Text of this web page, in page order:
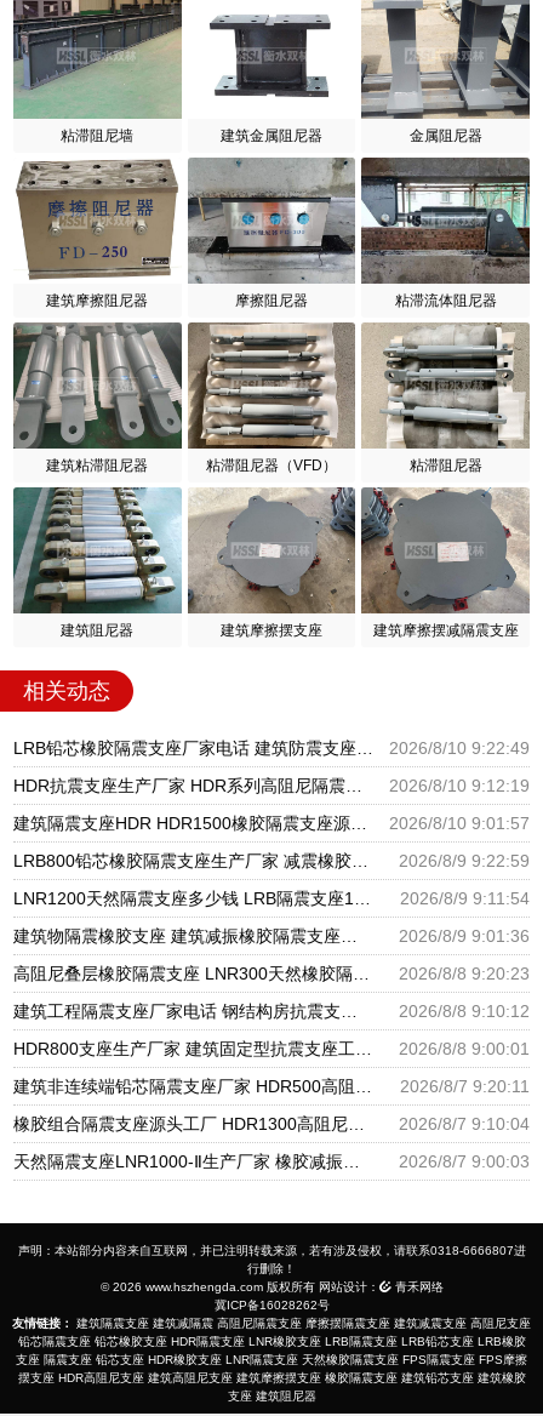
粘滞阻尼墙 建筑金属阻尼器 金属阻尼器
建筑摩擦阻尼器 摩擦阻尼器 粘滞流体阻尼器
建筑粘滞阻尼器 粘滞阻尼器（VFD） 粘滞阻尼器
建筑阻尼器 建筑摩擦摆支座 建筑摩擦摆减隔震支座
相关动态
2026/8/10 9:22:49
2026/8/10 9:12:19
2026/8/10 9:01:57
2026/8/9 9:22:59
2026/8/9 9:11:54
2026/8/9 9:01:36
2026/8/8 9:20:23
2026/8/8 9:10:12
2026/8/8 9:00:01
2026/8/7 9:20:11
2026/8/7 9:10:04
2026/8/7 9:00:03
声明：本站部分内容来自互联网，并已注明转载来源，若有涉及侵权，请联系0318-6666807进
行删除！
© 2026 www.hszhengda.com 版权所有 网站设计：
青禾网络
冀ICP备16028262号
友情链接：
建筑隔震支座 建筑减隔震 高阻尼隔震支座 摩擦摆隔震支座 建筑减震支座 高阻尼支座
铅芯隔震支座 铅芯橡胶支座 HDR隔震支座 LNR橡胶支座 LRB隔震支座 LRB铅芯支座 LRB橡胶
支座 隔震支座 铅芯支座 HDR橡胶支座 LNR隔震支座 天然橡胶隔震支座 FPS隔震支座 FPS摩擦
摆支座 HDR高阻尼支座 建筑高阻尼支座 建筑摩擦摆支座 橡胶隔震支座 建筑铅芯支座 建筑橡胶
支座 建筑阻尼器